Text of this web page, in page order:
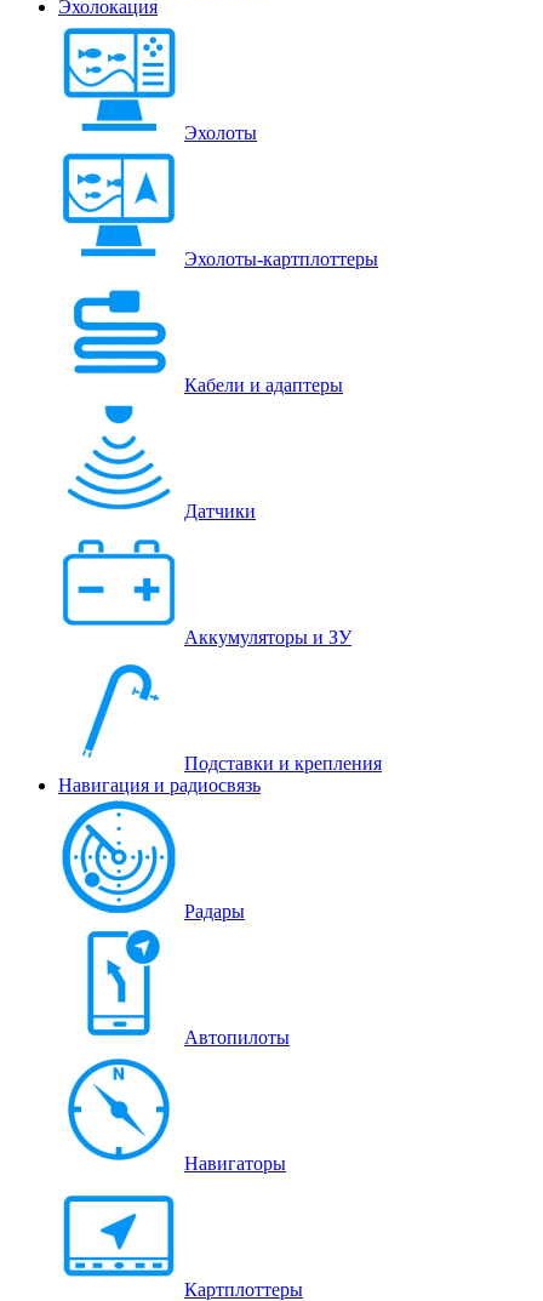
Эхолокация
Эхолоты
Эхолоты-картплоттеры
Кабели и адаптеры
Датчики
Аккумуляторы и ЗУ
Подставки и крепления
Навигация и радиосвязь
Радары
Автопилоты
Навигаторы
Картплоттеры